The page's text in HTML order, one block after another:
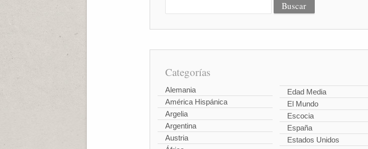
Categorías
Alemania
América Hispánica
Argelia
Argentina
Austria
Edad Media
El Mundo
Escocia
España
Estados Unidos